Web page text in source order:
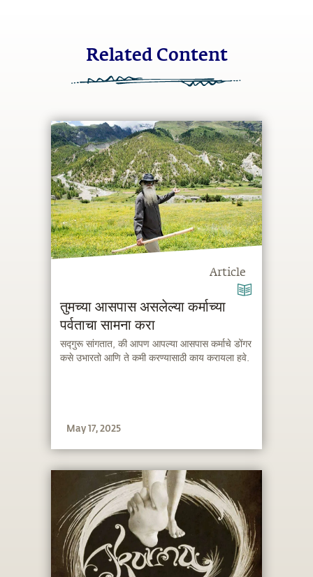
Related Content
Article
तुमच्या आसपास असलेल्या कर्माच्या
पर्वताचा सामना करा
सद्गुरू सांगतात, की आपण आपल्या आसपास कर्माचे डोंगर
कसे उभारतो आणि ते कमी करण्यासाठी काय करायला हवे.
May 17, 2025